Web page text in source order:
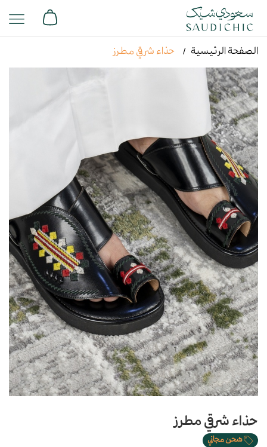
الصفحة الرئيسية حذاء شرقي مطرز
حذاء شرقي مطرز
شحن مجاني